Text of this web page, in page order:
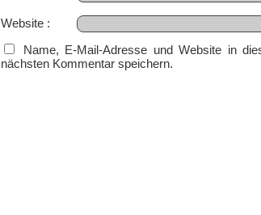
Website
Name, E-Mail-Adresse und Website in
nächsten Kommentar speichern.